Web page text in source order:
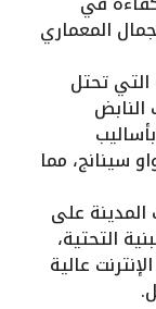
المعماري
التي تحتل
سينانج، مما
على
التحتية،
عالية